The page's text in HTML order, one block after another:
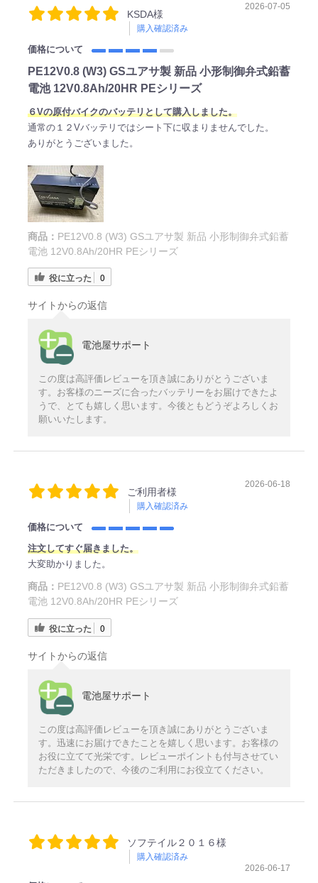
KSDA様
購入確認済み
2026-07-05
価格について
PE12V0.8 (W3) GSユアサ製 新品 小形制御弁式鉛蓄
電池 12V0.8Ah/20HR PEシリーズ
６Vの原付バイクのバッテリとして購入しました。
通常の１２Vバッテリではシート下に収まりませんでした。
ありがとうございました。
商品： PE12V0.8 (W3) GSユアサ製 新品 小形制御弁式鉛蓄
電池 12V0.8Ah/20HR PEシリーズ
役に立った 0
サイトからの返信
電池屋サポート
この度は高評価レビューを頂き誠にありがとうございま
す。お客様のニーズに合ったバッテリーをお届けできたよ
うで、とても嬉しく思います。今後ともどうぞよろしくお
願いいたします。
ご利用者様
購入確認済み
2026-06-18
価格について
注文してすぐ届きました。
大変助かりました。
商品： PE12V0.8 (W3) GSユアサ製 新品 小形制御弁式鉛蓄
電池 12V0.8Ah/20HR PEシリーズ
役に立った 0
サイトからの返信
電池屋サポート
この度は高評価レビューを頂き誠にありがとうございま
す。迅速にお届けできたことを嬉しく思います。お客様の
お役に立てて光栄です。レビューポイントも付与させてい
ただきましたので、今後のご利用にお役立てください。
ソフテイル２０１６様
購入確認済み
2026-06-17